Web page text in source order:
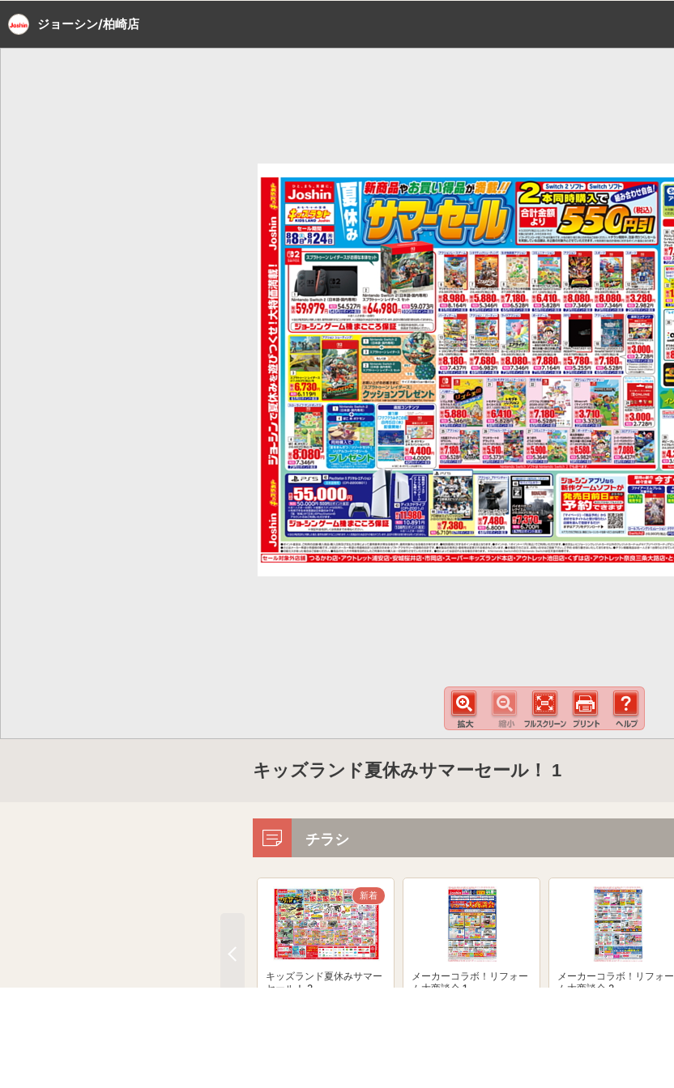
ジョーシン/柏崎店
キッズランド夏休みサマーセール！ 1
チラシ
キッズランド夏休みサマー
セール！ 2
新着
メーカーコラボ！リフォー
ム大商談会 1
メーカーコラボ！リフォー
ム大商談会 2